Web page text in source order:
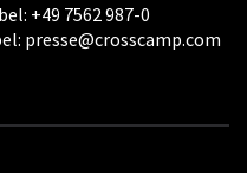
+49 7562 987-0
presse@crosscamp.com